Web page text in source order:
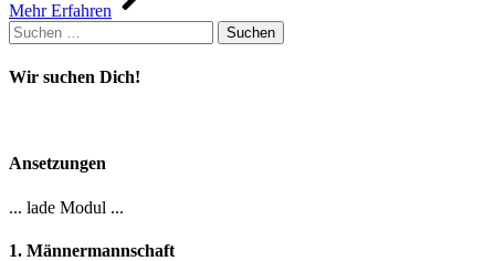
Mehr Erfahren
Suchen
nach:
Wir suchen Dich!
Ansetzungen
... lade Modul ...
1. Männermannschaft